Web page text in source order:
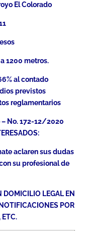
El Colorado
1200 metros.
al contado
previstos
reglamentarios
– No. 172-12/2020
aclaren sus dudas
su profesional de
DOMICILIO LEGAL EN
POR
ETC.